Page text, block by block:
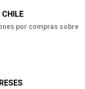
por compras sobre